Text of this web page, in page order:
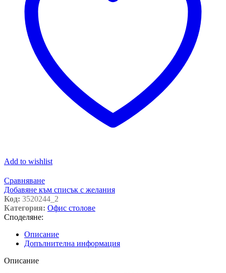
Add to wishlist
Сравняване
Добавяне към списък с желания
Код: 3520244_2
Категория: Офис столове
Споделяне:
Описание
Допълнителна информация
Описание